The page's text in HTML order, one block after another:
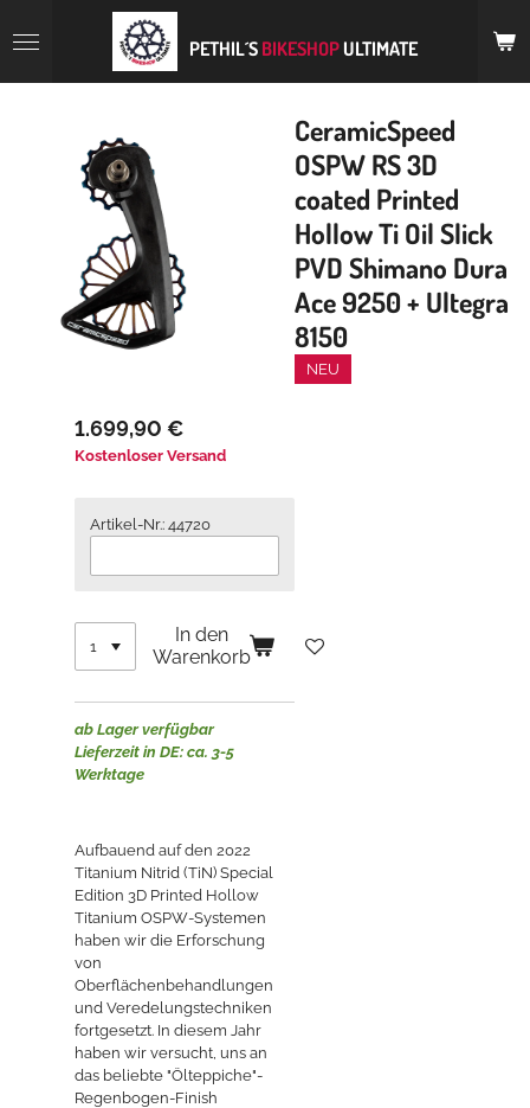
Hauptinhalt
PETHIL´S BIKESHOP ULTIMATE
CeramicSpeed
OSPW RS 3D
coated Printed
Hollow Ti Oil Slick
PVD Shimano Dura
Ace 9250 + Ultegra
8150
NEU
1.699,90 €
Kostenloser Versand
Artikel-Nr.: 44720
In den
Warenkorb
ab Lager verfügbar
Lieferzeit in DE: ca. 3-5
Werktage
Aufbauend auf den 2022
Titanium Nitrid (TiN) Special
Edition 3D Printed Hollow
Titanium OSPW-Systemen
haben wir die Erforschung
von
Oberflächenbehandlungen
und Veredelungstechniken
fortgesetzt. In diesem Jahr
haben wir versucht, uns an
das beliebte "Ölteppiche"-
Regenbogen-Finish